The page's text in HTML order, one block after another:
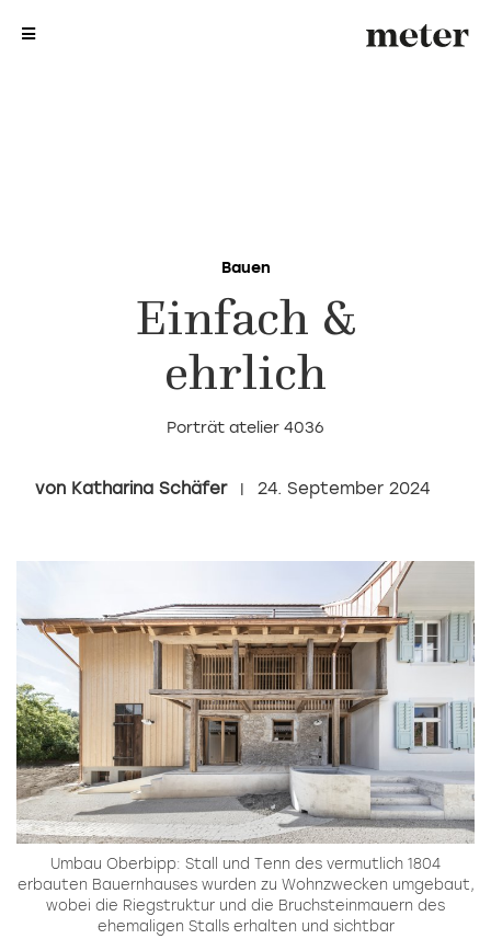
Bauen
Einfach &
ehrlich
Porträt atelier 4036
Katharina Schäfer 24. September 2024
Umbau Oberbipp: Stall und Tenn des vermutlich 1804
erbauten Bauernhauses wurden zu Wohnzwecken umgebaut,
wobei die Riegstruktur und die Bruchsteinmauern des
ehemaligen Stalls erhalten und sichtbar